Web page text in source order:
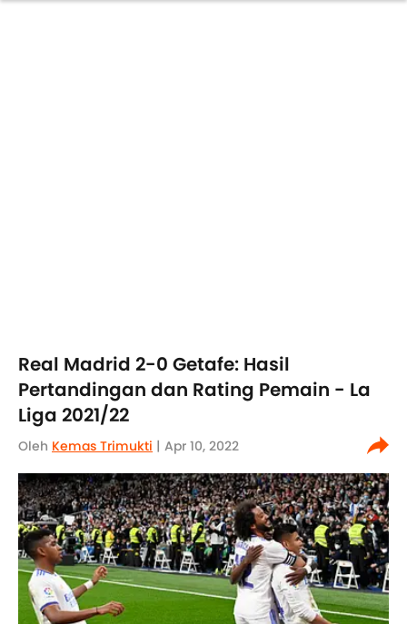
Real Madrid 2-0 Getafe: Hasil
Pertandingan dan Rating Pemain - La
Liga 2021/22
Oleh Kemas Trimukti | Apr 10, 2022